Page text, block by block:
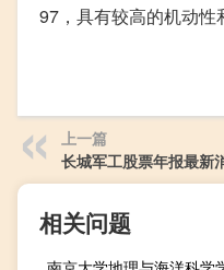
97，具有较高的机动性
上一篇
长城军工股票年报最新
相关问题